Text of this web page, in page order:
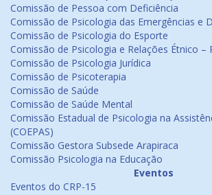
Comissão de Pessoa com Deficiência
Comissão de Psicologia das Emergências e
Comissão de Psicologia do Esporte
Comissão de Psicologia e Relações Étnico –
Comissão de Psicologia Jurídica
Comissão de Psicoterapia
Comissão de Saúde
Comissão de Saúde Mental
Comissão Estadual de Psicologia na
(COEPAS)
Comissão Gestora Subsede Arapiraca
Comissão Psicologia na Educação
Eventos
Eventos do CRP-15